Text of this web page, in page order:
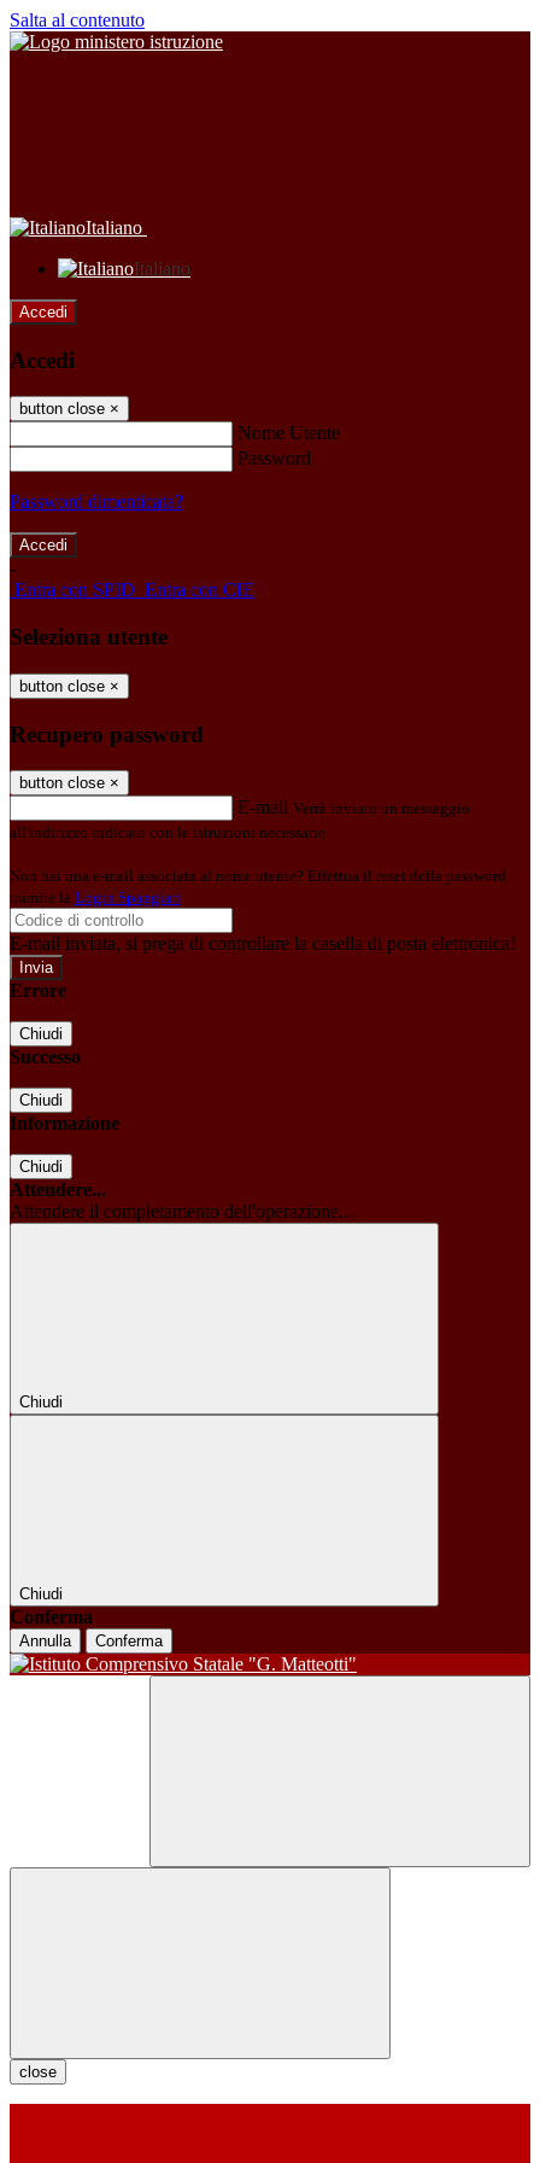
Salta al contenuto
Italiano
Italiano
Accedi
Accedi
button close ×
Nome Utente
Password
Password dimenticata?
-
Entra con SPID Entra con CIE
Seleziona utente
button close ×
Recupero password
button close ×
E-mail Verrà inviato un messaggio
all'indirizzo indicato con le istruzioni necessarie.
Non hai una e-mail associata al nome utente? Effettua il reset della password
tramite la Login Spaggiari
E-mail inviata, si prega di controllare la casella di posta elettronica!
Errore
Chiudi
Successo
Chiudi
Informazione
Chiudi
Attendere...
Attendere il completamento dell'operazione...
Chiudi
Chiudi
Conferma
Annulla Conferma
close